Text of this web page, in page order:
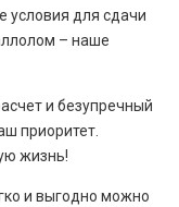
условия для сдачи
– наше
и безупречный
приоритет.
жизнь!
и выгодно можно